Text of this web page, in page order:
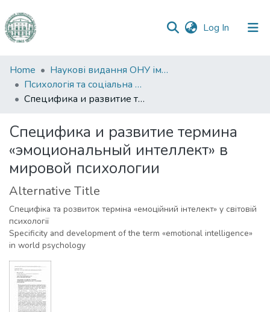
Log In (current)
Communities
&
Collections
Statistics
Home
Наукові видання ОНУ імені І. І. Мечникова
Психологія та соціальна робота
Специфика и развитие термина «эмоциональный интеллект» в мировой психологии
Специфика и развитие термина
«эмоциональный интеллект» в
мировой психологии
Alternative Title
Специфіка та розвиток терміна «емоційний інтелект» у світовій
психології
Specificity and development of the term «emotional intelligence»
in world psychology